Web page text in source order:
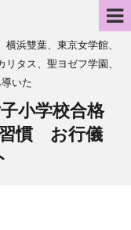
浜雙葉、東京女学館、
タス、聖ヨゼフ学園、
いた
小学校合格
慣 お行儀